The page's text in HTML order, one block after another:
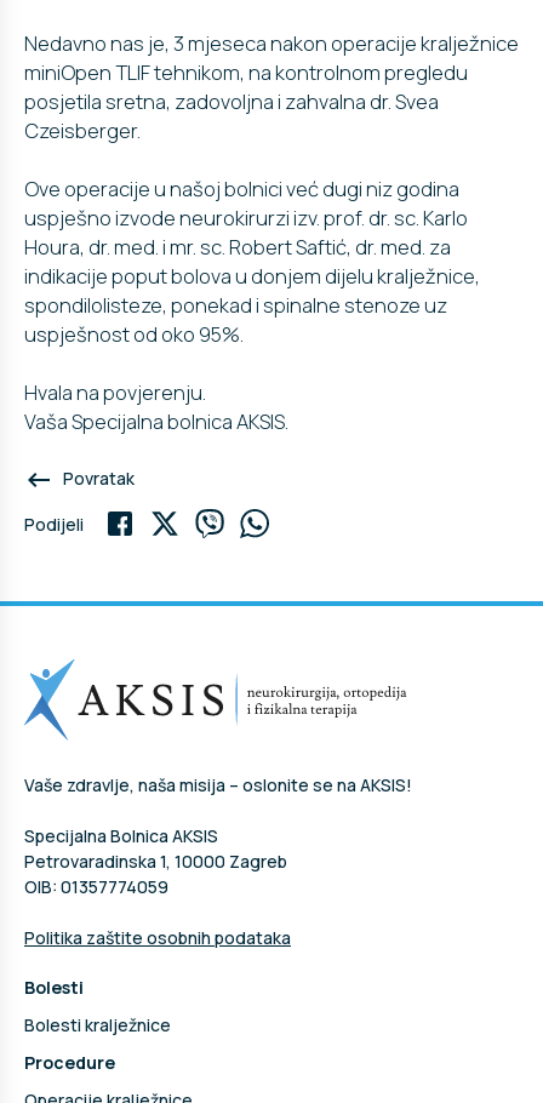
Nedavno nas je, 3 mjeseca nakon operacije kralježnice
miniOpen TLIF tehnikom, na kontrolnom pregledu
posjetila sretna, zadovoljna i zahvalna dr. Svea
Czeisberger.
Ove operacije u našoj bolnici već dugi niz godina
uspješno izvode neurokirurzi izv. prof. dr. sc. Karlo
Houra, dr. med. i mr. sc. Robert Saftić, dr. med. za
indikacije poput bolova u donjem dijelu kralježnice,
spondilolisteze, ponekad i spinalne stenoze uz
uspješnost od oko 95%.
Hvala na povjerenju.
Vaša Specijalna bolnica AKSIS.
keyboard_backspace Povratak
Podijeli
Vaše zdravlje, naša misija – oslonite se na AKSIS!
Specijalna Bolnica AKSIS
Petrovaradinska 1, 10000 Zagreb
OIB: 01357774059
Politika zaštite osobnih podataka
Bolesti
Bolesti kralježnice
Procedure